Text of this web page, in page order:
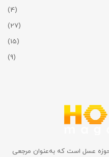
(4)
(27)
(15)
(9)
عسل است که به‌عنوان مرجعی